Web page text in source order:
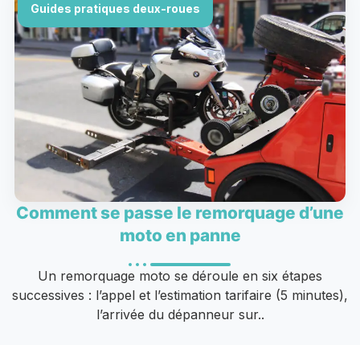
Guides pratiques deux-roues
Comment se passe le remorquage d’une
moto en panne
Un remorquage moto se déroule en six étapes
successives : l’appel et l’estimation tarifaire (5 minutes),
l’arrivée du dépanneur sur..